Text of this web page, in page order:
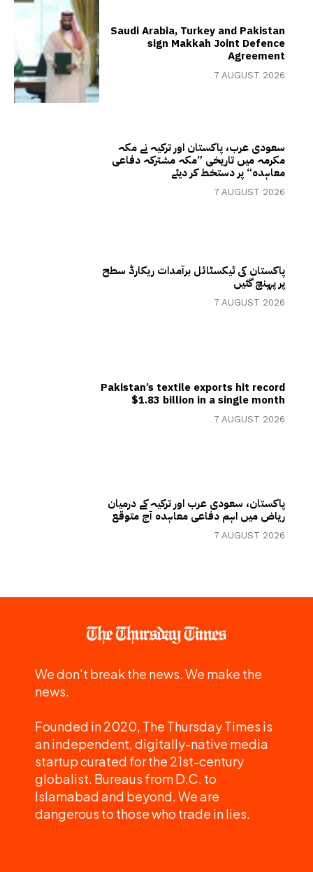
Saudi Arabia, Turkey and Pakistan
sign Makkah Joint Defence
Agreement
7 AUGUST 2026
سعودی عرب، پاکستان اور ترکیہ نے مکہ
مکرمہ میں تاریخی ”مکہ مشترکہ دفاعی
معاہدہ“ پر دستخط کر دیئے
7 AUGUST 2026
پاکستان کی ٹیکسٹائل برآمدات ریکارڈ سطح
پر پہنچ گئیں
7 AUGUST 2026
Pakistan’s textile exports hit record
$1.83 billion in a single month
7 AUGUST 2026
پاکستان، سعودی عرب اور ترکیہ کے درمیان
ریاض میں اہم دفاعی معاہدہ آج متوقع
7 AUGUST 2026
We don't break the news. We make the
news.
Founded in 2020, The Thursday Times is
an independent, digitally-native media
startup curated for the 21st-century
globalist. Bureaus from D.C. to
Islamabad and beyond. We are
dangerous to those who trade in lies.